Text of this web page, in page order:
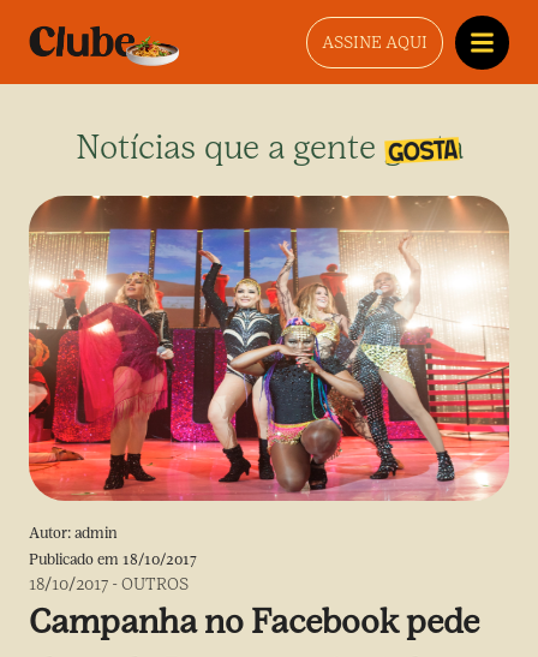
ASSINE AQUI
Notícias que a gente gosta
Autor: admin
Publicado em 18/10/2017
18/10/2017 -OUTROS
Campanha no Facebook pede